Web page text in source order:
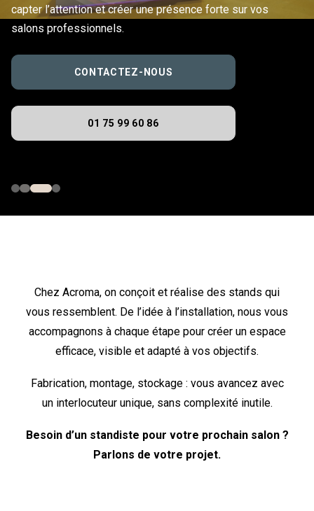
capter l’attention et créer une présence forte sur vos
salons professionnels.
CONTACTEZ-NOUS
01 75 99 60 86
Chez Acroma, on conçoit et réalise des stands qui
vous ressemblent. De l’idée à l’installation, nous vous
accompagnons à chaque étape pour créer un espace
efficace, visible et adapté à vos objectifs.
Fabrication, montage, stockage : vous avancez avec
un interlocuteur unique, sans complexité inutile.
Besoin d’un standiste pour votre prochain salon ?
Parlons de votre projet.